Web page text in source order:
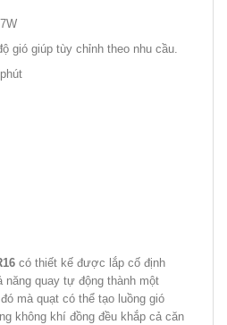
gió giúp tùy chỉnh theo nhu cầu.
có thiết kế được lắp cố định
năng quay tự động thành một
mà quạt có thể tạo luồng gió
không khí đồng đều khắp cả căn